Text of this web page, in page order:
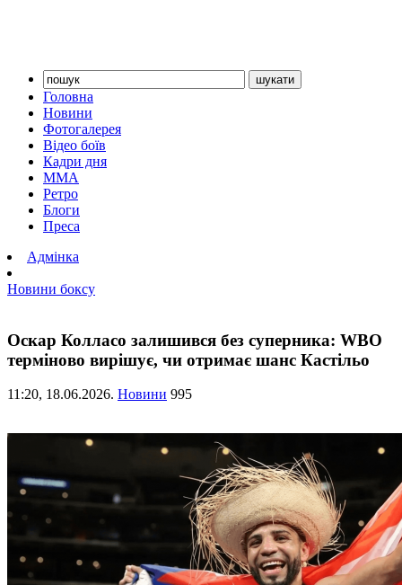
Головна
Новини
Фотогалерея
Відео боїв
Кадри дня
ММА
Ретро
Блоги
Преса
Адмінка
Новини боксу
Оскар Колласо залишився без суперника: WBO
терміново вирішує, чи отримає шанс Кастільо
11:20, 18.06.2026. Новини 995